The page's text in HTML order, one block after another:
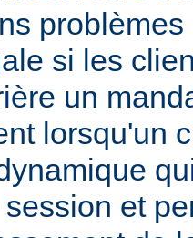
si les
un
lorsqu'un
et